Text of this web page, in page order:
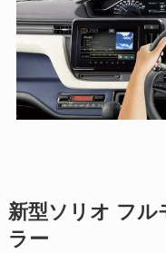
新型ソリオ フ
ラー